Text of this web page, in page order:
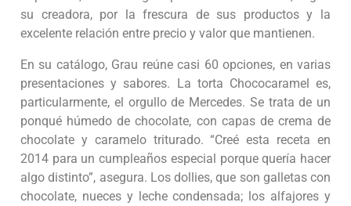
su creadora, por la frescura de sus productos y la
excelente relación entre precio y valor que mantienen.
En su catálogo, Grau reúne casi 60 opciones, en varias
presentaciones y sabores. La torta Chococaramel es,
particularmente, el orgullo de Mercedes. Se trata de un
ponqué húmedo de chocolate, con capas de crema de
chocolate y caramelo triturado. “Creé esta receta en
2014 para un cumpleaños especial porque quería hacer
algo distinto”, asegura. Los dollies, que son galletas con
chocolate, nueces y leche condensada; los alfajores y